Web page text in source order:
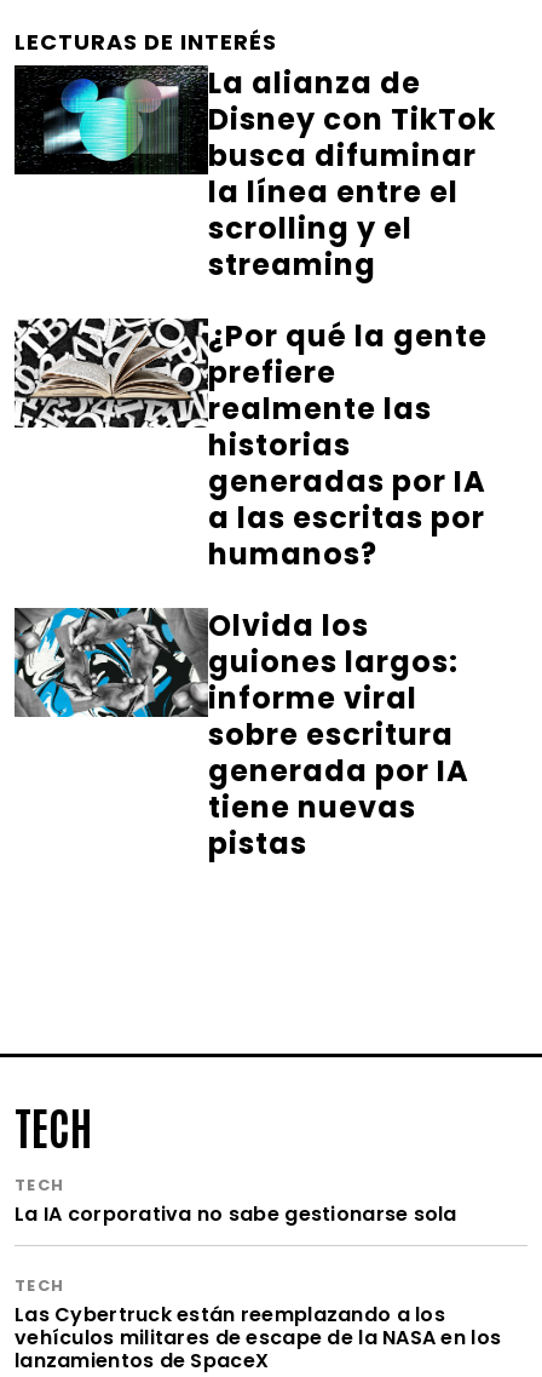
LECTURAS DE INTERÉS
La alianza de
Disney con TikTok
busca difuminar
la línea entre el
scrolling y el
streaming
¿Por qué la gente
prefiere
realmente las
historias
generadas por IA
a las escritas por
humanos?
Olvida los
guiones largos:
informe viral
sobre escritura
generada por IA
tiene nuevas
pistas
TECH
TECH
La IA corporativa no sabe gestionarse sola
TECH
Las Cybertruck están reemplazando a los
vehículos militares de escape de la NASA en los
lanzamientos de SpaceX